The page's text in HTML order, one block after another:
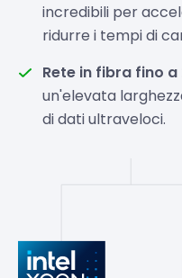
incredibili per
ridurre i tempi di
Rete in fibra fino
un'elevata
di dati ultraveloci.